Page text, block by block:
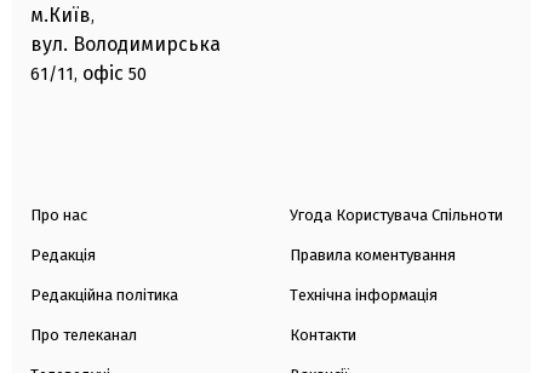
м.Київ,
вул. Володимирська
61/11, офіс 50
Про нас
Редакція
Редакційна політика
Про телеканал
Угода Користувача Спільноти
Правила коментування
Технічна інформація
Контакти